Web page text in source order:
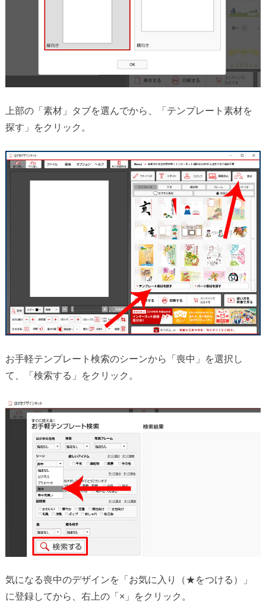
上部の「素材」タブを選んでから、「テンプレート素材を
探す」をクリック。
お手軽テンプレート検索のシーンから「喪中」を選択し
て、「検索する」をクリック。
気になる喪中のデザインを「お気に入り（★をつける）」
に登録してから、右上の「×」をクリック。